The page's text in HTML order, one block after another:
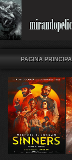
PAGINA